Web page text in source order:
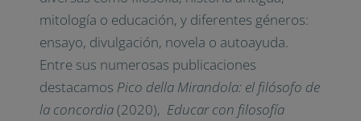
mitología o educación, y diferentes géneros:
ensayo, divulgación, novela o autoayuda.
Entre sus numerosas publicaciones
destacamos Pico della Mirandola: el filósofo de
la concordia(2020), Educar con filosofía